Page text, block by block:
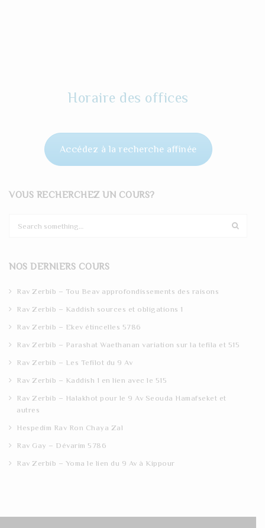
Horaire des offices
Accédez à la recherche affinée
VOUS RECHERCHEZ UN COURS?
c
NOS DERNIERS COURS
Rav Zerbib – Tou Beav approfondissements des raisons
Rav Zerbib – Kaddish sources et obligations 1
Rav Zerbib – Ekev étincelles 5786
Rav Zerbib – Parashat Waethanan variation sur la tefila et 515
Rav Zerbib – Les Tefilot du 9 Av
Rav Zerbib – Kaddish 1 en lien avec le 515
Rav Zerbib – Halakhot pour le 9 Av Seouda Hamafseket et
autres
Hespedim Rav Ron Chaya Zal
Rav Gay – Dévarim 5786
Rav Zerbib – Yoma le lien du 9 Av à Kippour